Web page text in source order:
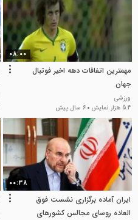
08:00
مهمترین اتفاقات دهه اخیر فوتبال
جهان
ورزشی
5.4 هزار نمایش
6 سال پیش
00:38
ایران آماده برگزاری نشست فوق
العاده روسای مجالس کشورهای